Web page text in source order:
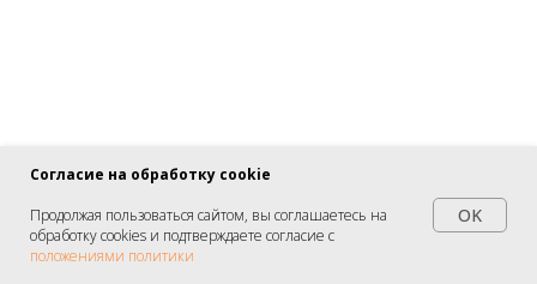
Сборка электрощитового оборудования в Москве для миниотеля.
ВСК Энерго: производство, профессиональная сборка и
своевременная поставка качественного электрощитового
оборудования.
Согласие на обработку cookie
Продолжая пользоваться сайтом, вы соглашаетесь на
обработку cookies и подтверждаете согласие с
положениями политики
OK